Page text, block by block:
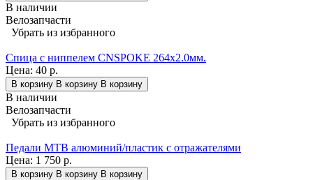
В наличии
Велозапчасти
Убрать из избранного
Спица с ниппелем CNSPOKE 264х2.0мм.
Цена: 40 р.
В корзину В корзину В корзину
В наличии
Велозапчасти
Убрать из избранного
Педали МТВ алюминий/пластик с отражателями
Цена: 1 750 р.
В корзину В корзину В корзину